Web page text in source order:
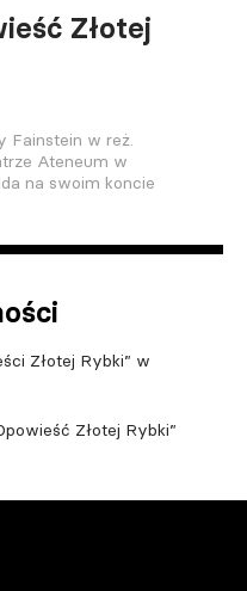
Złotej
Fainstein w reż.
Ateneum w
na swoim koncie
Złotej Rybki” w
Złotej Rybki”